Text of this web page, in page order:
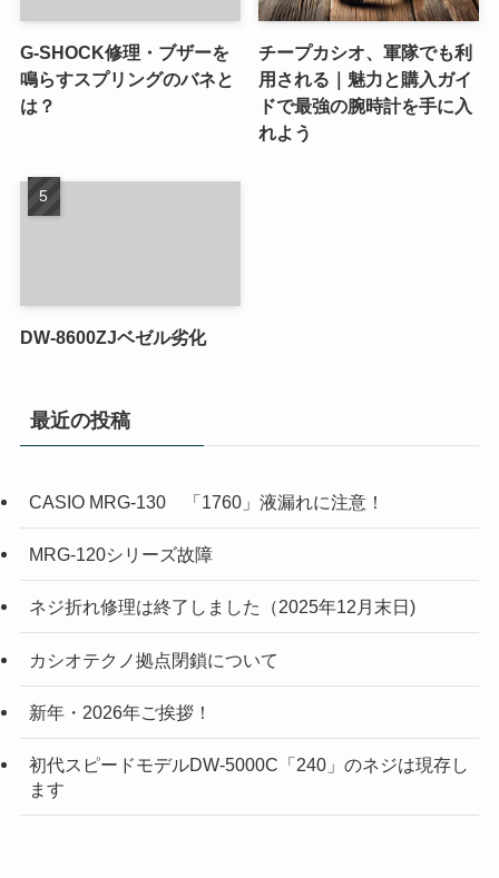
G-SHOCK修理・ブザーを
鳴らすスプリングのバネと
は？
チープカシオ、軍隊でも利
用される｜魅力と購入ガイ
ドで最強の腕時計を手に入
れよう
DW-8600ZJベゼル劣化
最近の投稿
CASIO MRG-130 「1760」液漏れに注意！
MRG-120シリーズ故障
ネジ折れ修理は終了しました（2025年12月末日)
カシオテクノ拠点閉鎖について
新年・2026年ご挨拶！
初代スピードモデルDW-5000C「240」のネジは現存し
ます